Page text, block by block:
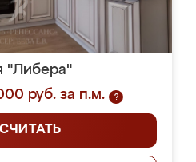
"Либера"
руб. за п.м.
?